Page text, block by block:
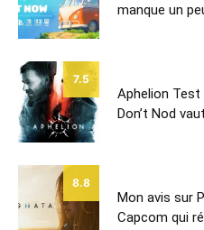
manque un
7.5
Aphelion Test
Don’t Nod
8.8
Mon avis sur
Capcom qui